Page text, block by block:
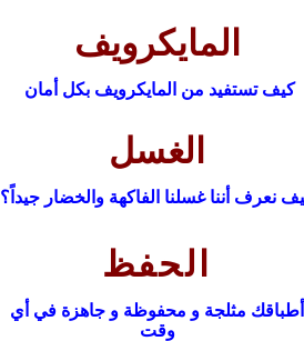
المايكرويف
كيف تستفيد من المايكرويف بكل أمان
الغسل
نعرف أننا غسلنا الفاكهة والخضار جيداً؟
الحفظ
أطباقك مثلجة و محفوظة و جاهزة في أي
وقت